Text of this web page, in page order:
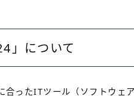
」について
ったITツール（ソフトウェ